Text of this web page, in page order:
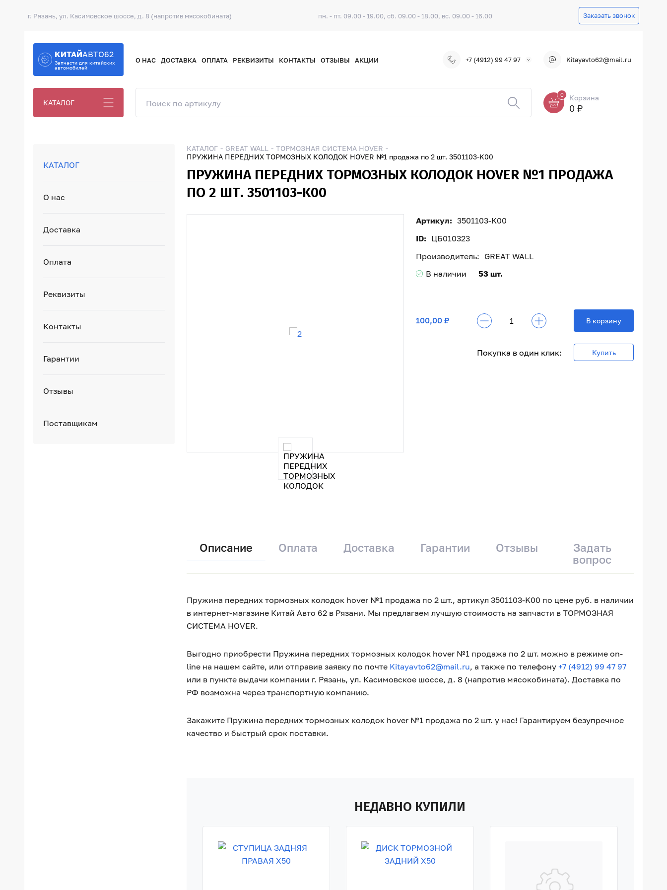
г. Рязань, ул. Касимовское шоссе, д. 8 (напротив мясокобината) пн. - пт. 09.00 - 19.00, сб. 09.00 - 18.00, вс. 09.00 - 16.00 Заказать звонок
КИТАЙАВТО62
Запчасти для китайских
автомобилей
О НАС ДОСТАВКА ОПЛАТА РЕКВИЗИТЫ КОНТАКТЫ ОТЗЫВЫ АКЦИИ +7 (4912) 99 47 97 Kitayavto62@mail.ru
КАТАЛОГ
0 Корзина
0 ₽
КАТАЛОГ
О нас
Доставка
Оплата
Реквизиты
Контакты
Гарантии
Отзывы
Поставщикам
КАТАЛОГ GREAT WALL
ТОРМОЗНАЯ СИСТЕМА HOVER
ПРУЖИНА ПЕРЕДНИХ ТОРМОЗНЫХ КОЛОДОК HOVER №1 продажа по 2 шт. 3501103-K00
ПРУЖИНА ПЕРЕДНИХ ТОРМОЗНЫХ КОЛОДОК HOVER №1 ПРОДАЖА
ПО 2 ШТ. 3501103-K00
Артикул: 3501103-K00
ID: ЦБ010323
Производитель: GREAT WALL
В наличии
53 шт.
100,00 ₽ В корзину
Покупка в один клик: Купить
Описание Оплата Доставка Гарантии Отзывы
Задать
вопрос
Пружина передних тормозных колодок hover №1 продажа по 2 шт., артикул 3501103-K00 по цене руб. в наличии
в интернет-магазине Китай Авто 62 в Рязани. Мы предлагаем лучшую стоимость на запчасти в ТОРМОЗНАЯ
СИСТЕМА HOVER.
Выгодно приобрести Пружина передних тормозных колодок hover №1 продажа по 2 шт. можно в режиме on-
line на нашем сайте, или отправив заявку по почте Kitayavto62@mail.ru, а также по телефону +7 (4912) 99 47 97
или в пункте выдачи компании г. Рязань, ул. Касимовское шоссе, д. 8 (напротив мясокобината). Доставка по
РФ возможна через транспортную компанию.
Закажите Пружина передних тормозных колодок hover №1 продажа по 2 шт. у нас! Гарантируем безупречное
качество и быстрый срок поставки.
НЕДАВНО КУПИЛИ